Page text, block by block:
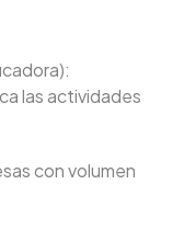
las actividades
con volumen